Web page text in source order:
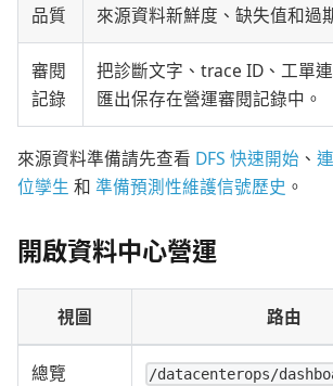
品質
來源資料新鮮度、缺失值和過
審閱
記錄
把診斷文字、trace ID、工單
匯出保存在營運審閱記錄中。
來源資料準備請先查看 DFS 快速開始 、
位孿生 和 準備預測性維護信號歷史 。
開啟資料中心營運
視圖 路由
總覽 /datacenterops/